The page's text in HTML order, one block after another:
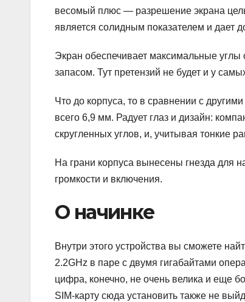
весомый плюс — разрешение экрана
является солидным показателем и дает
Экран обеспечивает максимальные углы
запасом. Тут претензий не будет и у
Что до корпуса, то в сравнении с
всего 6,9 мм. Радует глаз и дизайн:
скругленных углов, и, учитывая тонкие
На грани корпуса вынесены гнезда для
громкости и включения.
О начинке
Внутри этого устройства вы сможете
2.2GHz в паре с двумя гигабайтами
цифра, конечно, не очень велика и еще
SIM-карту сюда установить также не